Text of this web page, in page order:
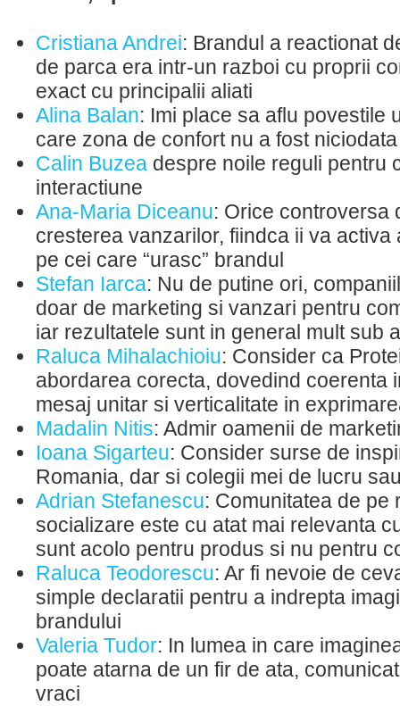
Cristiana Andrei: Brandul a reactionat
de parca era intr-un razboi cu proprii
exact cu principalii aliati
Alina Balan: Imi place sa aflu povestile
care zona de confort nu a fost
Calin Buzea despre noile reguli pentru
interactiune
Ana-Maria Diceanu: Orice controversa
cresterea vanzarilor, fiindca ii va activa
pe cei care “urasc” brandul
Stefan Iarca: Nu de putine ori,
doar de marketing si vanzari pentru
iar rezultatele sunt in general mult sub
Raluca Mihalachioiu: Consider ca
abordarea corecta, dovedind coerenta
mesaj unitar si verticalitate in
Madalin Nitis: Admir oamenii de
Ioana Sigarteu: Consider surse de
Romania, dar si colegii mei de lucru
Adrian Stefanescu: Comunitatea de pe
socializare este cu atat mai relevanta
sunt acolo pentru produs si nu pentru
Raluca Teodorescu: Ar fi nevoie de
simple declaratii pentru a indrepta
brandului
Valeria Tudor: In lumea in care
poate atarna de un fir de ata,
vraci